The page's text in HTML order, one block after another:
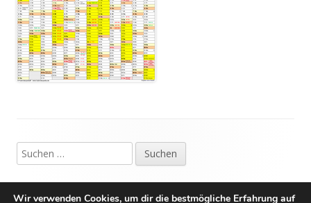
Inhalt
Suchen
nach:
IMPRESSUM
Wir verwenden Cookies, um dir die bestmögliche Erfahrung auf